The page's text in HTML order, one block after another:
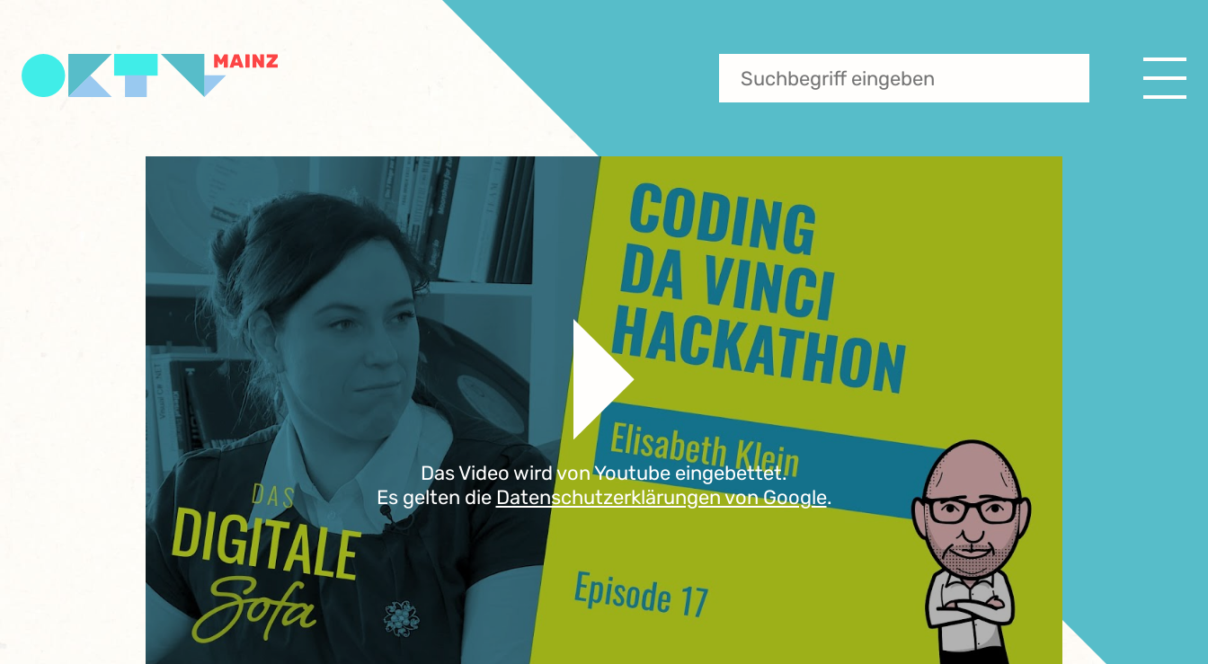
Das Video wird von Youtube eingebettet.
Es gelten die Datenschutzerklärungen von Google.